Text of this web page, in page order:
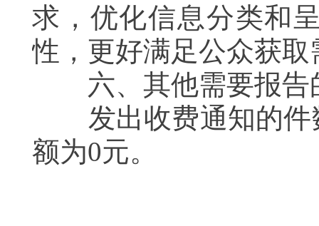
求，优化信息分类和
性，更好满足公众获取
六、其他需要报告
发出收费通知的件
额为0元。